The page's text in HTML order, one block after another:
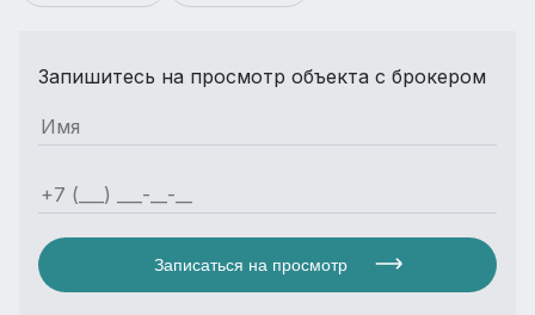
Запишитесь на просмотр объекта с брокером
Записаться на просмотр